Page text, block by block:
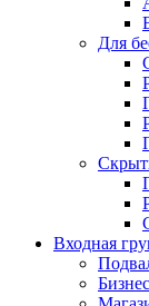
Для
Входная